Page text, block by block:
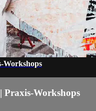
Workshops
Praxis-Workshops